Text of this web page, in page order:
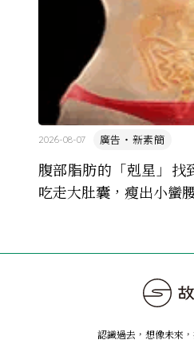
腹部脂肪的「剋星」找
吃走大肚囊，瘦出小蠻
廣告・新素簡
2026-08-07
認識過去，想像未來 ，